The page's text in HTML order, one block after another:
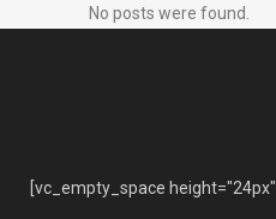
No posts were found.
[vc_empty_space height="24px"]